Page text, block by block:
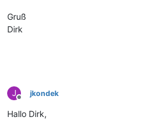
Gruß
Dirk
J
Offline
jkondek
Hallo Dirk,